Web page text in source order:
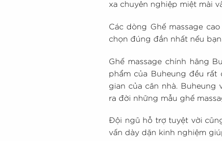
xa chuyên nghiệp miệt mài
Các dòng Ghế massage
chọn đúng đắn nhất nếu
Ghế massage chính hãng
phẩm của Buheung đều
gian của căn nhà.
ra đời những mẫu ghế
Đội ngũ hỗ trợ tuyệt vời
vấn dày dặn kinh nghiệm